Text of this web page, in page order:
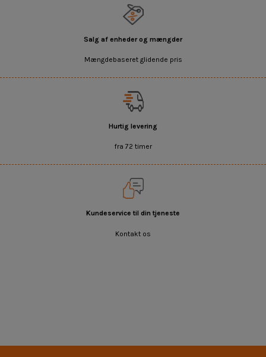
Salg af enheder og mængder
Mængdebaseret glidende pris
Hurtig levering
fra 72 timer
Kundeservice til din tjeneste
Kontakt os